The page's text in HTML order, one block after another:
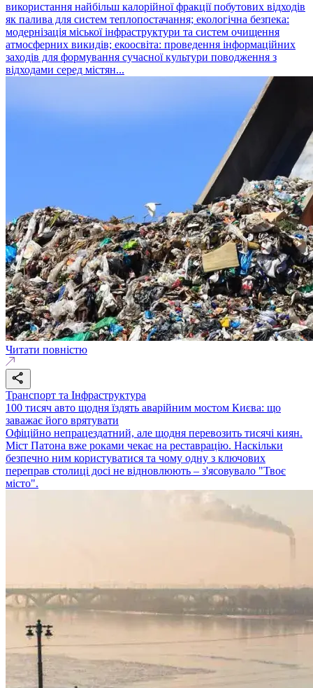
використання найбільш калорійної фракції побутових відходів
як палива для систем теплопостачання; екологічна безпека:
модернізація міської інфраструктури та систем очищення
атмосферних викидів; екоосвіта: проведення інформаційних
заходів для формування сучасної культури поводження з
відходами серед містян...
Читати повністю
Транспорт та Інфраструктура
100 тисяч авто щодня їздять аварійним мостом Києва: що
заважає його врятувати
Офіційно непрацездатний, але щодня перевозить тисячі киян.
Міст Патона вже роками чекає на реставрацію. Наскільки
безпечно ним користуватися та чому одну з ключових
переправ столиці досі не відновлюють – з'ясовувало "Твоє
місто".